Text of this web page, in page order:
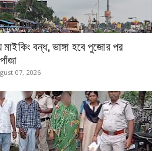
বন্ধ, ভাঙ্গা হবে পুজোর পর
07, 2026